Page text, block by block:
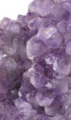
Améthyste du Brésil
135€